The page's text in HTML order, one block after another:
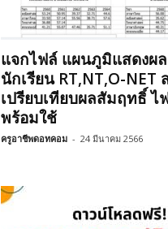
แจกไฟล์ แผนภูมิแสดงผ
นักเรียน RT,NT,O-NET
เปรียบเทียบผลสัมฤทธิ์ ไ
พร้อมใช้
ครูอาชีพดอทคอม - 24 มีนาคม 2566